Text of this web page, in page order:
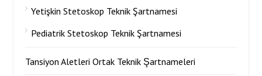
Yetişkin Stetoskop Teknik Şartnamesi
Pediatrik Stetoskop Teknik Şartnamesi
Tansiyon Aletleri Ortak Teknik Şartnameleri